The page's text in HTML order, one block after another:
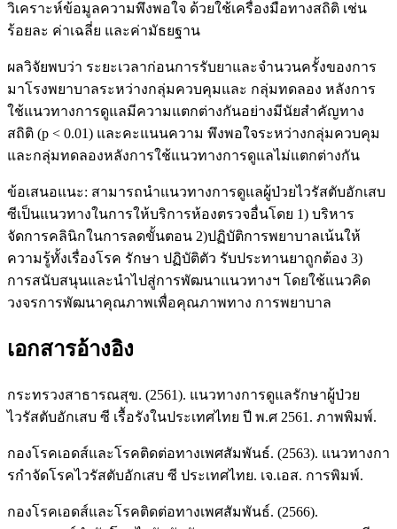
วิเคราะห์ข้อมูลความพึงพอใจ ด้วยใช้เครื่องมือทางสถิติ เช่น
ร้อยละ ค่าเฉลี่ย และค่ามัธยฐาน
ผลวิจัยพบว่า ระยะเวลาก่อนการรับยาและจำนวนครั้งของการ
มาโรงพยาบาลระหว่างกลุ่มควบคุมและ กลุ่มทดลอง หลังการ
ใช้แนวทางการดูแลมีความแตกต่างกันอย่างมีนัยสำคัญทาง
สถิติ (p < 0.01) และคะแนนความ พึงพอใจระหว่างกลุ่มควบคุม
และกลุ่มทดลองหลังการใช้แนวทางการดูแลไม่แตกต่างกัน
ข้อเสนอแนะ: สามารถนำแนวทางการดูแลผู้ป่วยไวรัสตับอักเสบ
ซีเป็นแนวทางในการให้บริการห้องตรวจอื่นโดย 1) บริหาร
จัดการคลินิกในการลดขั้นตอน 2)ปฏิบัติการพยาบาลเน้นให้
ความรู้ทั้งเรื่องโรค รักษา ปฏิบัติตัว รับประทานยาถูกต้อง 3)
การสนับสนุนและนำไปสู่การพัฒนาแนวทางฯ โดยใช้แนวคิด
วงจรการพัฒนาคุณภาพเพื่อคุณภาพทาง การพยาบาล
เอกสารอ้างอิง
กระทรวงสาธารณสุข. (2561). แนวทางการดูแลรักษาผู้ป่วย
ไวรัสตับอักเสบ ซี เรื้อรังในประเทศไทย ปี พ.ศ 2561. ภาพพิมพ์.
กองโรคเอดส์และโรคติดต่อทางเพศสัมพันธ์. (2563). แนวทางกา
รกําจัดโรคไวรัสตับอักเสบ ซี ประเทศไทย. เจ.เอส. การพิมพ์.
กองโรคเอดส์และโรคติดต่อทางเพศสัมพันธ์. (2566).